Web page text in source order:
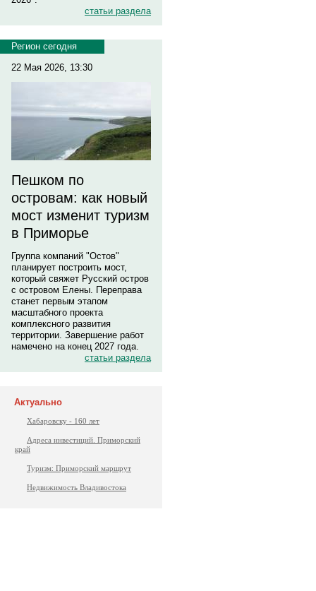
статьи раздела
Регион сегодня
22 Мая 2026, 13:30
Пешком по
островам: как новый
мост изменит туризм
в Приморье
Группа компаний "Остов"
планирует построить мост,
который свяжет Русский остров
с островом Елены. Переправа
станет первым этапом
масштабного проекта
комплексного развития
территории. Завершение работ
намечено на конец 2027 года.
статьи раздела
Актуально
Хабаровску - 160 лет
Адреса инвестиций. Приморский
край
Туризм: Приморский маршрут
Недвижимость Владивостока